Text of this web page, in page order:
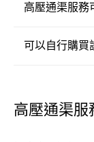
高壓通渠服務
可以自行購買
高壓通渠服